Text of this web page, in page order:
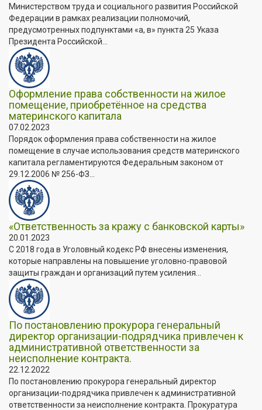
Министерством труда и социального развития Российской
Федерации в рамках реализации полномочий,
предусмотренных подпунктами «а, в» пункта 25 Указа
Президента Российской...
Оформление права собственности на жилое
помещение, приобретённое на средства
материнского капитала
07.02.2023
Порядок оформления права собственности на жилое
помещение в случае использования средств материнского
капитала регламентируются Федеральным законом от
29.12.2006 № 256-ФЗ...
«Ответственность за кражу с банковской карты»
20.01.2023
С 2018 года в Уголовный кодекс РФ внесены изменения,
которые направлены на повышение уголовно-правовой
защиты граждан и организаций путем усиления...
По постановлению прокурора генеральный
директор организации-подрядчика привлечен к
административной ответственности за
неисполнение контракта.
22.12.2022
По постановлению прокурора генеральный директор
организации-подрядчика привлечен к административной
ответственности за неисполнение контракта. Прокуратура